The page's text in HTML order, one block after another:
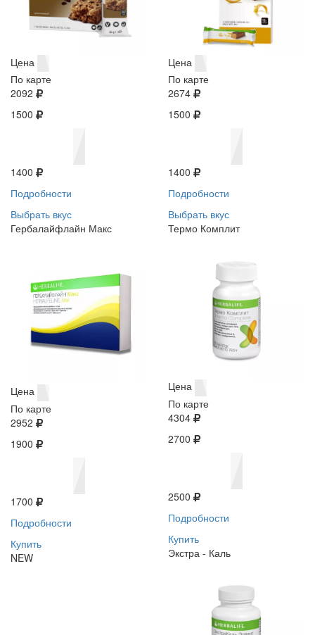
Цена
По карте
2092
1500
1400
Подробности
Выбрать вкус
Цена
По карте
2674
1500
1400
Подробности
Выбрать вкус
Гербалайфлайн Макс
Цена
По карте
2952
1900
1700
Подробности
Купить
NEW
Термо Комплит
Цена
По карте
4304
2700
2500
Подробности
Купить
Экстра - Каль